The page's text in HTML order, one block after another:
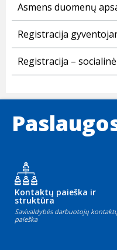
Asmens duomenų
Registracija
Registracija –
Kontaktų paieška ir
struktūra
Savivaldybės darbuotojų
paieška